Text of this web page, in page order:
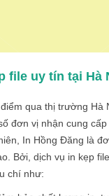
file uy tín tại Hà
qua thị trường Hà
đơn vị nhận cung
In Hồng Đăng là
Bởi, dịch vụ in kẹp
chí như: